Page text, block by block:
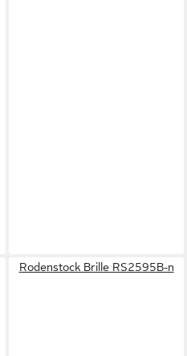
Rodenstock Brille RS2595B-n